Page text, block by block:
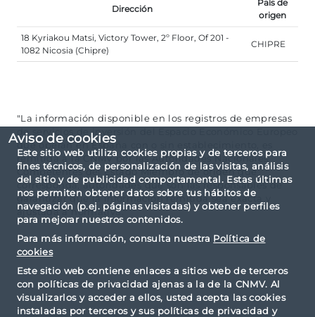
Aviso de cookies
Este sitio web utiliza cookies propias y de terceros para
fines técnicos, de personalización de las visitas, análisis
del sitio y de publicidad comportamental. Estas últimas
nos permiten obtener datos sobre tus hábitos de
navegación (p.ej. páginas visitadas) y obtener perfiles
para mejorar nuestros contenidos.
Para más información, consulta nuestra Política de
cookies
Este sitio web contiene enlaces a sitios web de terceros
con políticas de privacidad ajenas a la de la CNMV. Al
visualizarlos y acceder a ellos, usted acepta las cookies
instaladas por terceros y sus políticas de privacidad y
Dirección
País de
origen
18 Kyriakou Matsi, Victory Tower, 2º Floor, Of 201 -
1082 Nicosia (Chipre)
CHIPRE
"La información disponible en los registros de empresas
de servicios de inversión del Espacio Económico Europeo
que operan en España con o sin establecimiento, es
remitida a la CNMV por las Autoridades Nacionales
Competentes del Estado Miembro de origen que
corresponda, autoridades que son las responsables de
garantizar que la información remitida sea exacta y
ajustada a normativa."